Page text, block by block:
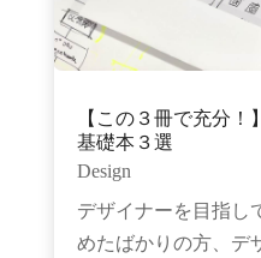
【この３冊で充分
基礎本３選
Design
デザイナーを目指し
めたばかりの方、デ